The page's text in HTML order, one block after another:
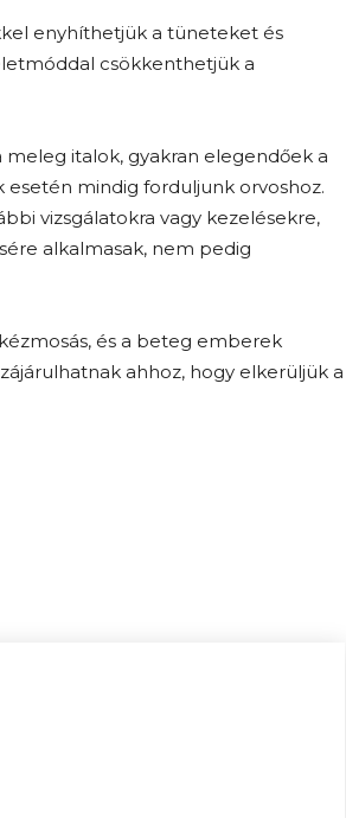
enyhíthetjük a tüneteket és
csökkenthetjük a
italok, gyakran elegendőek a
mindig forduljunk orvoshoz.
vizsgálatokra vagy kezelésekre,
alkalmasak, nem pedig
és a beteg emberek
ahhoz, hogy elkerüljük a